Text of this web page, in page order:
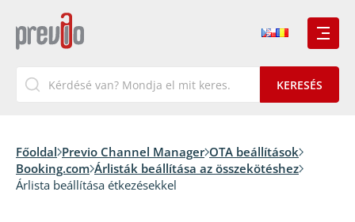
Főoldal Previo Channel Manager OTA beállítások
Booking.com Árlisták beállítása az összekötéshez
Árlista beállítása étkezésekkel